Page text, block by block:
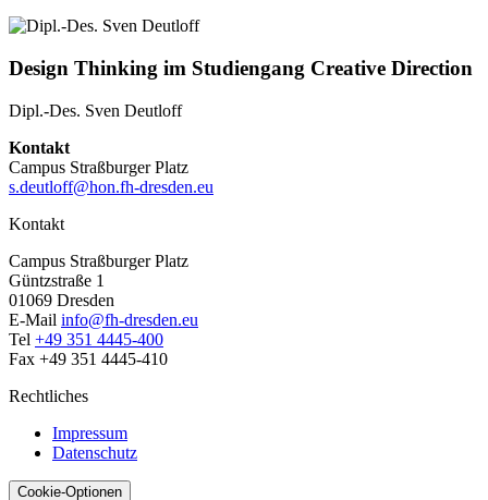
Design Thinking im Studiengang Creative Direction
Dipl.-Des. Sven Deutloff
Kontakt
Campus Straßburger Platz
s.deutloff@hon.fh-dresden.eu
Kontakt
Campus Straßburger Platz
Güntzstraße 1
01069 Dresden
E-Mail info@fh-dresden.eu
Tel +49 351 4445-400
Fax +49 351 4445-410
Rechtliches
Impressum
Datenschutz
Cookie-Optionen